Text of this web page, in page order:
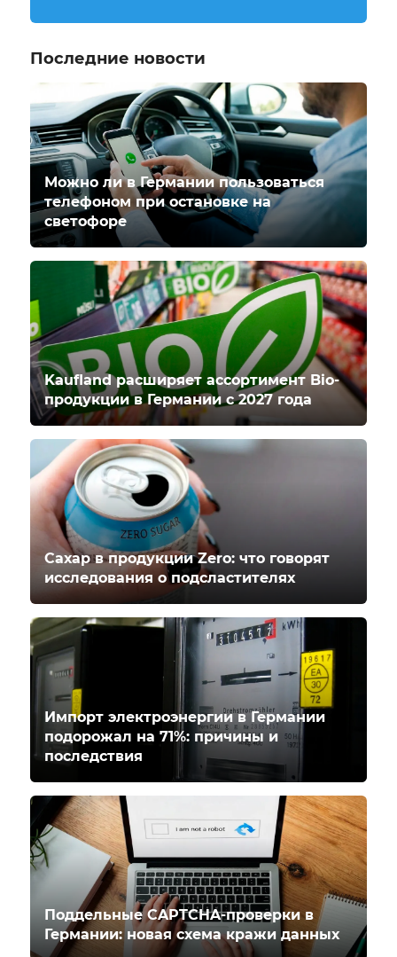
Последние новости
Можно ли в Германии пользоваться
телефоном при остановке на
светофоре
Kaufland расширяет ассортимент Bio-
продукции в Германии с 2027 года
Сахар в продукции Zero: что говорят
исследования о подсластителях
Импорт электроэнергии в Германии
подорожал на 71%: причины и
последствия
Поддельные CAPTCHA-проверки в
Германии: новая схема кражи данных